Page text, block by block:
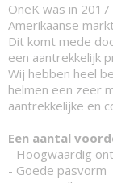
OneK was in
Amerikaanse
Dit komt mede
een aantrekkelijk
Wij hebben heel
helmen een zeer
aantrekkelijke en
Een aantal
- Hoogwaardig
- Goede pasvorm